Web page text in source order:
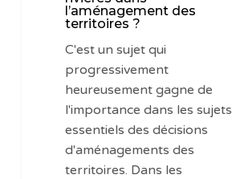
l’aménagement des
territoires ?
C'est un sujet qui
progressivement
heureusement gagne de
l'importance dans les sujets
essentiels des décisions
d'aménagements des
territoires. Dans les